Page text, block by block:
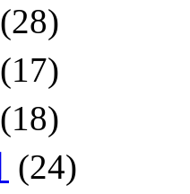
(28)
(17)
(18)
(24)